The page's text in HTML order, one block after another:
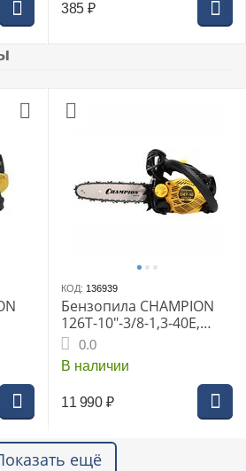
385 ₽
КОД: 136939
Бензопила CHAMPION
126T-10"-3/8-1,3-40E,
1,15кВт 25см3 2,4кг
0.0
В наличии
11 990 ₽
ещё